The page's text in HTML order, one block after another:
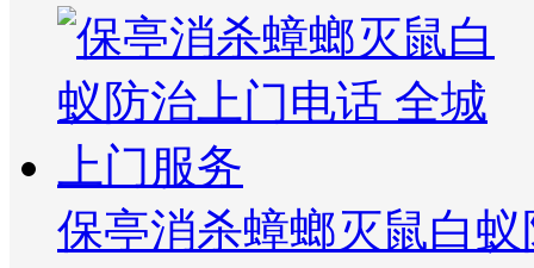
保亭消杀蟑螂灭鼠白